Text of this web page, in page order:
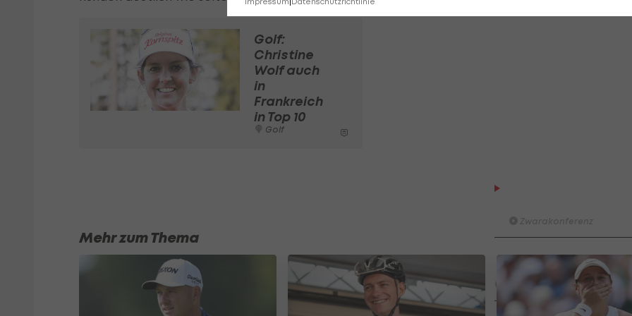
Golf:
Christine
Wolf auch
in
Frankreich
in Top 10
Golf
Am Stammtisch bei Andy
Stammtisch
Mehr zum Thema